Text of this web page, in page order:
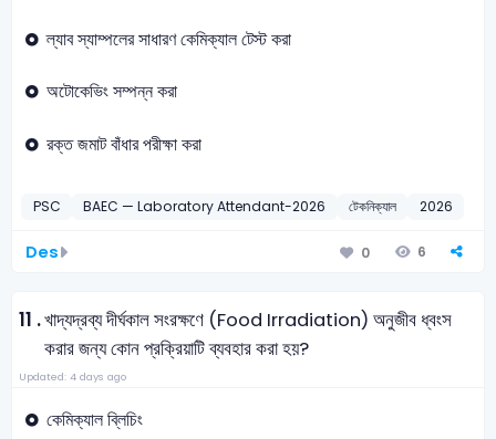
ল্যাব স্যাম্পলের সাধারণ কেমিক্যাল টেস্ট করা
অটোকেভিং সম্পন্ন করা
রক্ত জমাট বাঁধার পরীক্ষা করা
PSC BAEC — Laboratory Attendant-2026 টেকনিক্যাল 2026
Des 0 6
11 .খাদ্যদ্রব্য দীর্ঘকাল সংরক্ষণে (Food Irradiation) অনুজীব ধ্বংস
করার জন্য কোন প্রক্রিয়াটি ব্যবহার করা হয়?
Updated: 4 days ago
কেমিক্যাল ব্লিচিং